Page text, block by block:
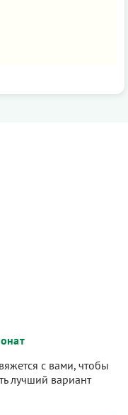
с вами, чтобы
лучший вариант